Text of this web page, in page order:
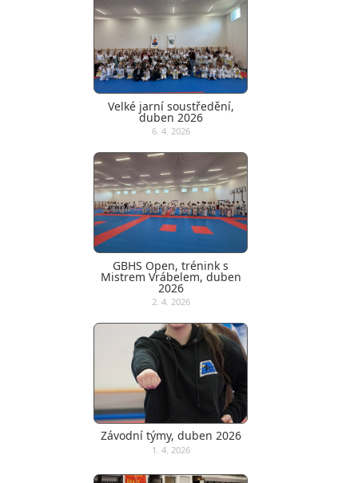
Velké jarní soustředění,
duben 2026
6. 4. 2026
GBHS Open, trénink s
Mistrem Vrábelem, duben
2026
2. 4. 2026
Závodní týmy, duben 2026
1. 4. 2026